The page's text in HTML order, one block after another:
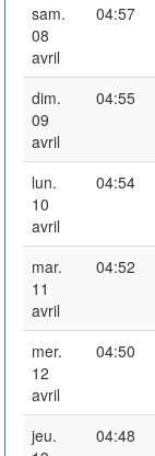
sam.
08
avril
04:57
dim.
09
avril
04:55
lun.
10
avril
04:54
mar.
11
avril
04:52
mer.
12
avril
04:50
jeu.
04:48